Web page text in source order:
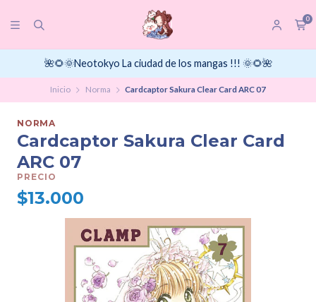
0
🌺🌻🌞Neotokyo La ciudad de los mangas !!! 🌞🌻🌺
Inicio Norma Cardcaptor Sakura Clear Card ARC 07
NORMA
Cardcaptor Sakura Clear Card
ARC 07
PRECIO
$13.000